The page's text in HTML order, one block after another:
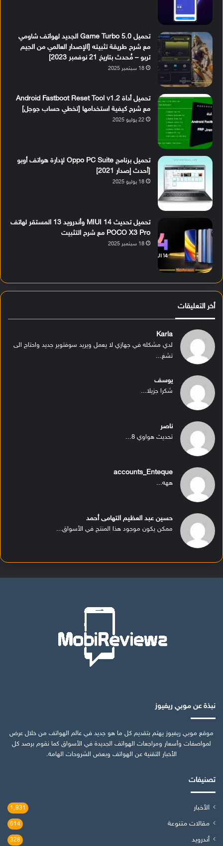
تحميل Game Turbo 5.0 الجديد لهواتف شاومي
مع شرح طريقة تثبيته [الإصدار العالمي من الجيم
تربو – مُحدث بتاريخ 21 نوفمبر 2023]
18 سبتمبر 2025
تحميل أداة Android Fastboot Reset Tool v1.2
مع شرح كيفية استخدامها [تخطي حساب جوجل]
22 يوليو 2025
تحميل برنامج Oppo PC Suite لإدارة هواتف أوبو
[أحدث إصدار 2021]
18 يوليو 2025
تحميل تحديث MIUI 14 وأندرويد 13 المستقر لهاتف
POCO X3 Pro مع شرح التثبيت
18 سبتمبر 2025
أخر التعليقات
Karla
لدي مشكله في جهازي لا يعمل ويريد سوفتوير جديد واحتاج الى
تشغ...
يوسف
شكرا جزيلا...
ناصر
تحديث هواوي 8...
accounts_Enteque
ههه...
حسين عبد العظيم التهامى أحمد
ممكن يكون موجود هذا المنتج في الأسواق...
نبذة عن موبي ريفيوز
موقع موبي ريفيوز يهتم بتقديم كل ما هو جديد في عالم الهواتف من خلال عرض
لمواصفات وأسعار ومراجعات الهواتف الجديدة في الأسواق كما نقوم برصد كل
الأخبار التقنية عن الهواتف وبعض الشروحات الهامة.
تصنيفات
الأخبار 1٬931
مقالات متنوعة 614
أندرويد 328